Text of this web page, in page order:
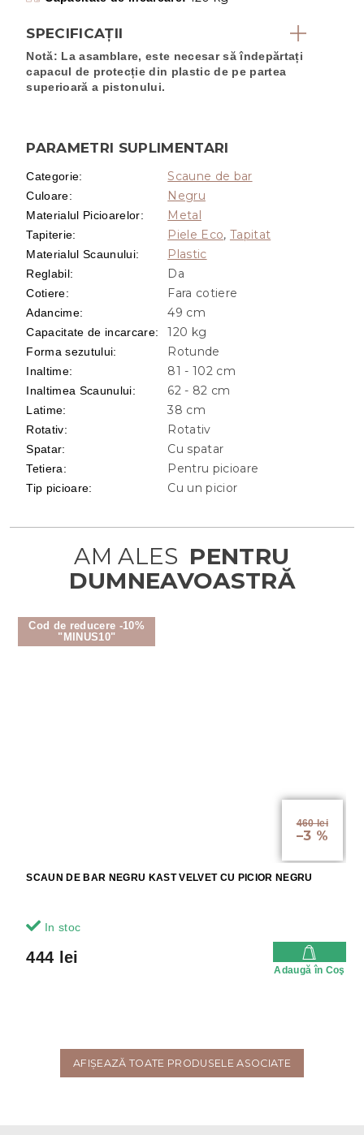
Cod de reducere -10%
"MINUS10"
460 lei
–3 %
SCAUN DE BAR NEGRU KAST VELVET CU PICIOR NEGRU
In stoc
444 lei
Adaugă în Coş
AFIŞEAZĂ TOATE PRODUSELE ASOCIATE
SPECIFICAȚII
Notă: La asamblare, este necesar să îndepărtați
capacul de protecție din plastic de pe partea
superioară a pistonului.
PARAMETRI SUPLIMENTARI
Categorie: Scaune de bar
Culoare: Negru
Materialul Picioarelor: Metal
Tapiterie: Piele Eco, Tapitat
Materialul Scaunului: Plastic
Reglabil: Da
Cotiere: Fara cotiere
Adancime: 49 cm
Capacitate de incarcare: 120 kg
Forma sezutului: Rotunde
Inaltime: 81 - 102 cm
Inaltimea Scaunului: 62 - 82 cm
Latime: 38 cm
Rotativ: Rotativ
Spatar: Cu spatar
Tetiera: Pentru picioare
Tip picioare: Cu un picior